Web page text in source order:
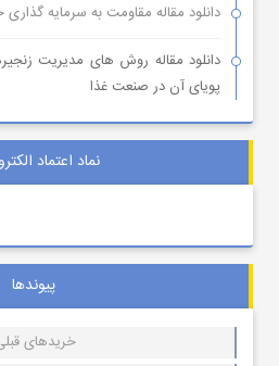
دانلود مقاله مقاومت به سرمایه گذاری
دانلود مقاله روش های مدیریت
پویای آن در صنعت غذا
نماد اعتماد
پیوندها
خریدهای